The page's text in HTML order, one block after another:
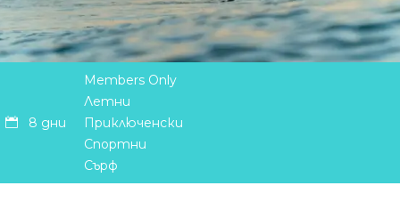
8 дни
Members Only
Летни
Приключенски
Спортни
Сърф